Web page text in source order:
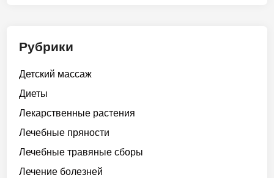
Рубрики
Детский массаж
Диеты
Лекарственные растения
Лечебные пряности
Лечебные травяные сборы
Лечение болезней